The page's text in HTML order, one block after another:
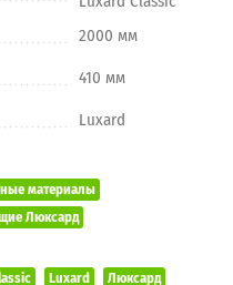
2000 мм
410 мм
Luxard
материалы
Люксард
Luxard
Люксард